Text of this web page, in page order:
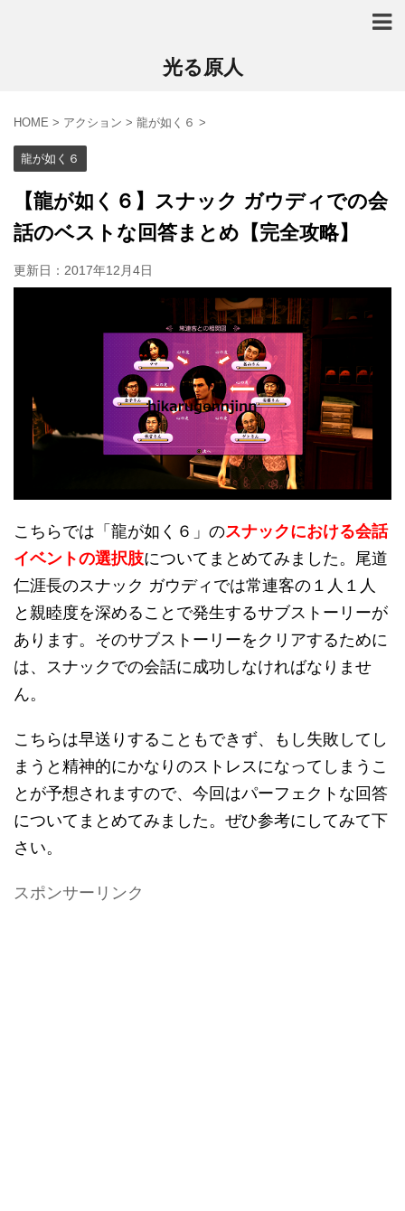
光る原人
HOME > アクション > 龍が如く６ >
龍が如く６
【龍が如く６】スナック ガウディでの会
話のベストな回答まとめ【完全攻略】
更新日： 2017年12月4日
こちらでは「龍が如く６」のスナックにおける会話
イベントの選択肢についてまとめてみました。尾道
仁涯長のスナック ガウディでは常連客の１人１人
と親睦度を深めることで発生するサブストーリーが
あります。そのサブストーリーをクリアするために
は、スナックでの会話に成功しなければなりませ
ん。
こちらは早送りすることもできず、もし失敗してし
まうと精神的にかなりのストレスになってしまうこ
とが予想されますので、今回はパーフェクトな回答
についてまとめてみました。ぜひ参考にしてみて下
さい。
スポンサーリンク